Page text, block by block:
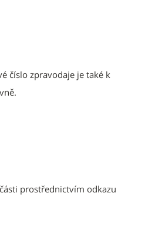
číslo zpravodaje je také k
prostřednictvím odkazu